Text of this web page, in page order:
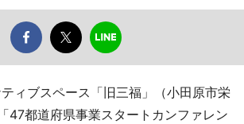
ィブスペース「旧三福」（小田原市栄
47都道府県事業スタートカンファレン